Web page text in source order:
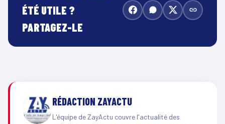
ÉTÉ UTILE ?
PARTAGEZ-LE
RÉDACTION ZAYACTU
L'équipe de ZayActu couvre l'actualité des